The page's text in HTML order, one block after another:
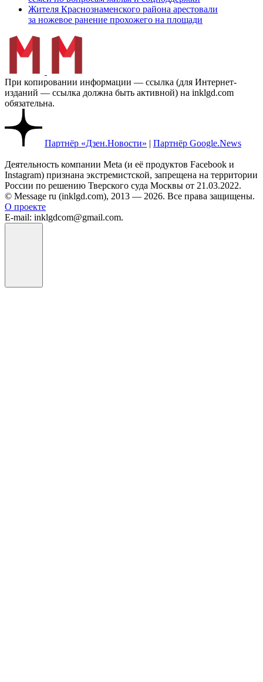
Жителя Краснознаменского района арестовали
за ножевое ранение прохожего на площади
При копировании информации — ссылка (для Интернет-
изданий — ссылка должна быть активной) на inklgd.com
обязательна.
Партнёр «Дзен.Новости» | Партнёр Google.News
Деятельность компании Meta (и её продуктов Facebook и
Instagram) признана экстремистской, запрещена на территории
России по решению Тверского суда Москвы от 21.03.2022.
© Message ru (inklgd.com), 2013 — 2026. Все права защищены.
О проекте
E-mail: inklgdcom@gmail.com.